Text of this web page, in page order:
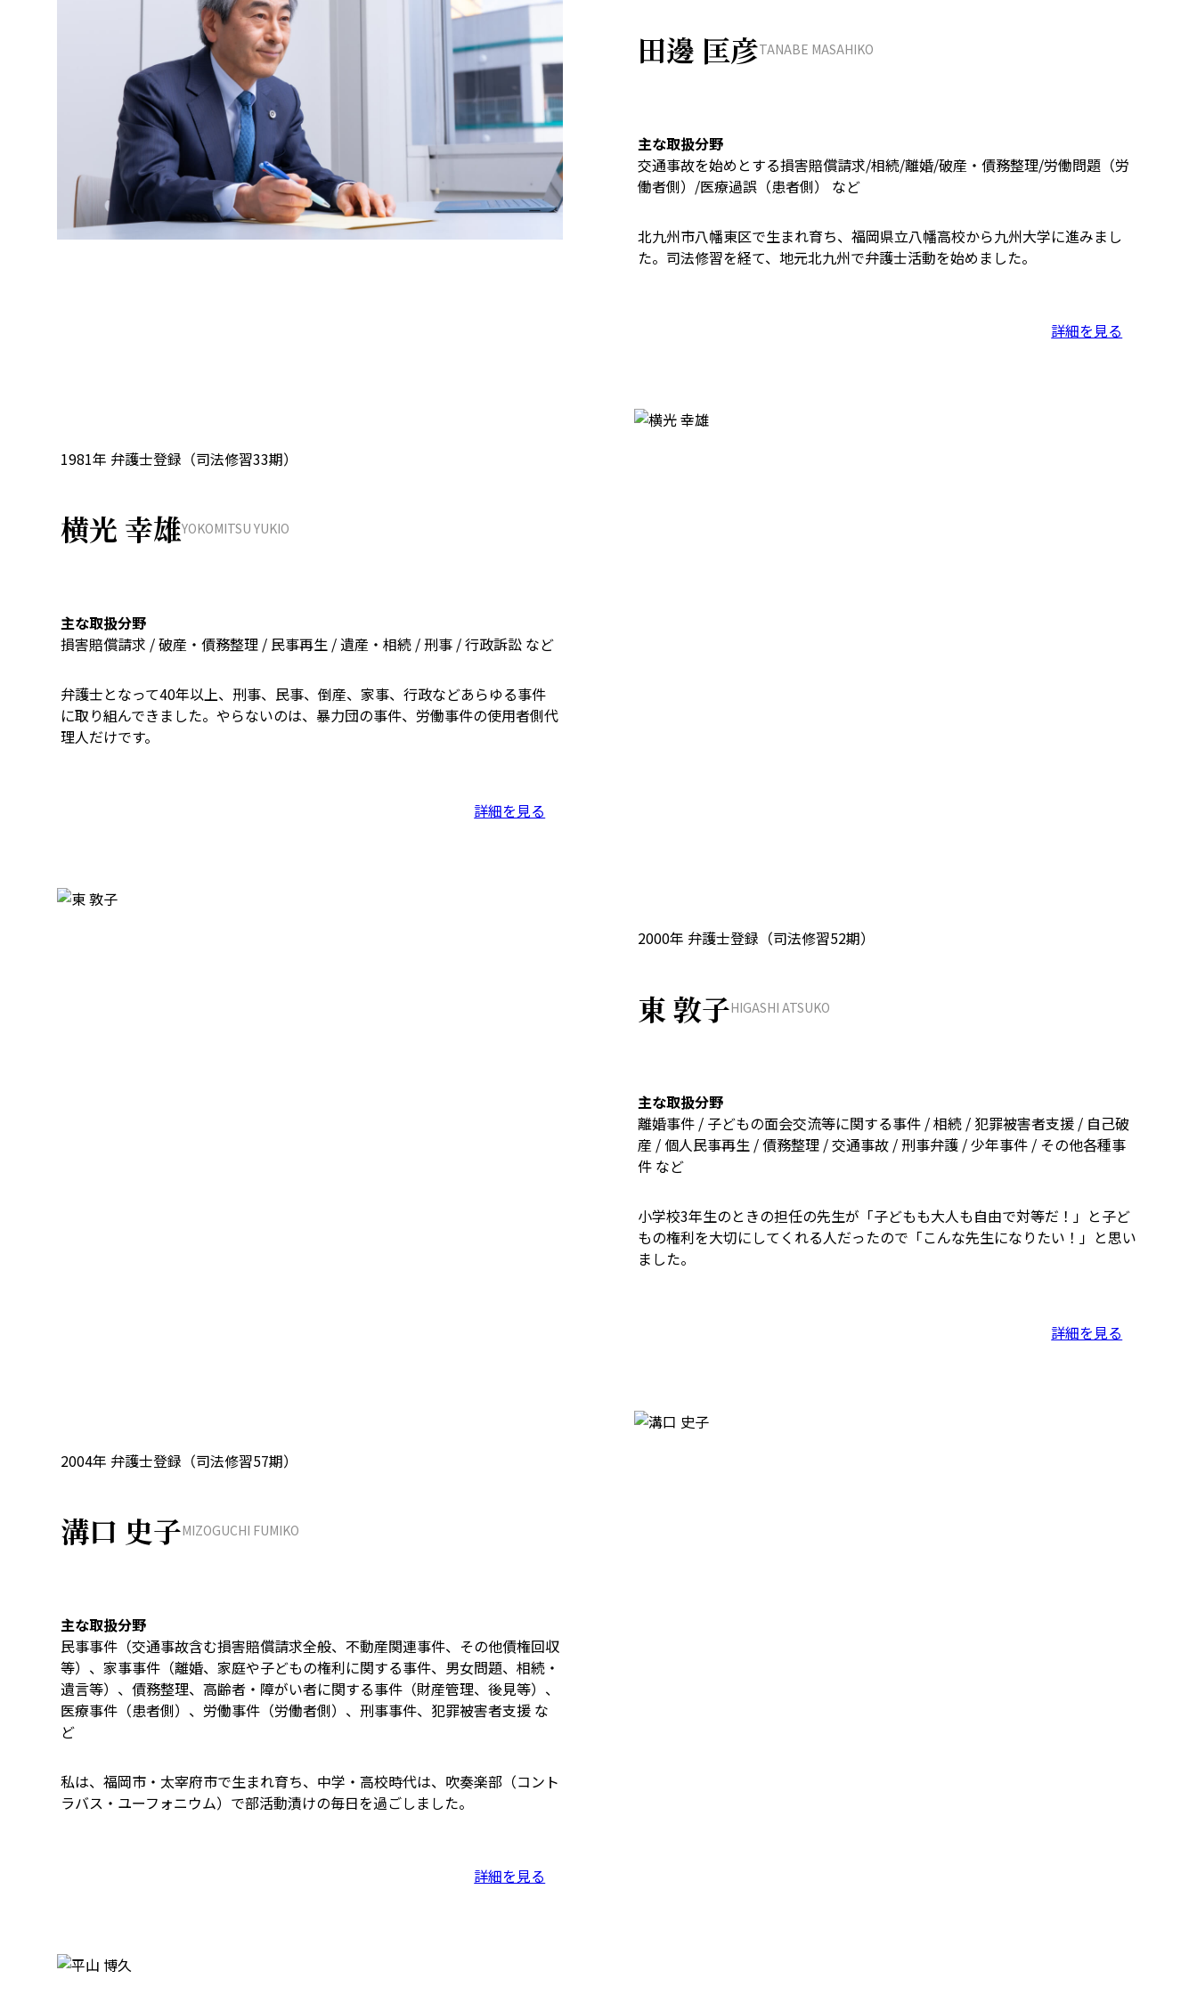
田邊 匡彦TANABE MASAHIKO
主な取扱分野
交通事故を始めとする損害賠償請求/相続/離婚/破産・債務整理/労働問題（労
働者側）/医療過誤（患者側） など
北九州市八幡東区で生まれ育ち、福岡県立八幡高校から九州大学に進みまし
た。司法修習を経て、地元北九州で弁護士活動を始めました。
詳細を見る
1981年 弁護士登録（司法修習33期）
横光 幸雄YOKOMITSU YUKIO
主な取扱分野
損害賠償請求 / 破産・債務整理 / 民事再生 / 遺産・相続 / 刑事 / 行政訴訟 など
弁護士となって40年以上、刑事、民事、倒産、家事、行政などあらゆる事件
に取り組んできました。やらないのは、暴力団の事件、労働事件の使用者側代
理人だけです。
詳細を見る
2000年 弁護士登録（司法修習52期）
東 敦子HIGASHI ATSUKO
主な取扱分野
離婚事件 / 子どもの面会交流等に関する事件 / 相続 / 犯罪被害者支援 / 自己破
産 / 個人民事再生 / 債務整理 / 交通事故 / 刑事弁護 / 少年事件 / その他各種事
件 など
小学校3年生のときの担任の先生が「子どもも大人も自由で対等だ！」と子ど
もの権利を大切にしてくれる人だったので「こんな先生になりたい！」と思い
ました。
詳細を見る
2004年 弁護士登録（司法修習57期）
溝口 史子MIZOGUCHI FUMIKO
主な取扱分野
民事事件（交通事故含む損害賠償請求全般、不動産関連事件、その他債権回収
等）、家事事件（離婚、家庭や子どもの権利に関する事件、男女問題、相続・
遺言等）、債務整理、高齢者・障がい者に関する事件（財産管理、後見等）、
医療事件（患者側）、労働事件（労働者側）、刑事事件、犯罪被害者支援 な
ど
私は、福岡市・太宰府市で生まれ育ち、中学・高校時代は、吹奏楽部（コント
ラバス・ユーフォニウム）で部活動漬けの毎日を過ごしました。
詳細を見る